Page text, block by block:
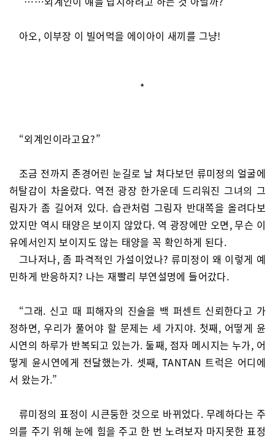
아오, 이부장 이 빌어먹을 에이아이 새끼를 그냥!
*
“외계인이라고요?”
조금 전까지 존경어린 눈길로 날 쳐다보던 류미정의 얼굴에
허탈감이 차올랐다. 역전 광장 한가운데 드리워진 그녀의 그
림자가 좀 길어져 있다. 습관처럼 그림자 반대쪽을 올려다보
았지만 역시 태양은 보이지 않았다. 역 광장에만 오면, 무슨 이
유에서인지 보이지도 않는 태양을 꼭 확인하게 된다.
그나저나, 좀 파격적인 가설이었나? 류미정이 왜 이렇게 예
민하게 반응하지? 나는 재빨리 부연설명에 들어갔다.
“그래. 신고 때 피해자의 진술을 백 퍼센트 신뢰한다고 가
정하면, 우리가 풀어야 할 문제는 세 가지야. 첫째, 어떻게 윤
시연의 하루가 반복되고 있는가. 둘째, 점자 메시지는 누가, 어
떻게 윤시연에게 전달했는가. 셋째, TANTAN 트럭은 어디에
서 왔는가.”
류미정의 표정이 시큰둥한 것으로 바뀌었다. 무례하다는 주
의를 주기 위해 눈에 힘을 주고 한 번 노려보자 마지못한 표정